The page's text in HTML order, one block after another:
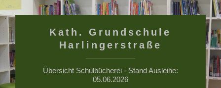
Kath. Grundschule
Harlingerstraße
Übersicht Schulbücherei - Stand Ausleihe:
05.06.2026